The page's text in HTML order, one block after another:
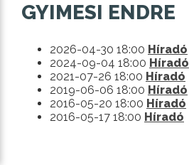
GYIMESI ENDRE
2026-04-30 18:00 Híradó
2024-09-04 18:00 Híradó
2021-07-26 18:00 Híradó
2019-06-06 18:00 Híradó
2016-05-20 18:00 Híradó
2016-05-17 18:00 Híradó